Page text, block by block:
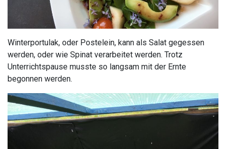
Winterportulak, oder Postelein, kann als Salat gegessen
werden, oder wie Spinat verarbeitet werden. Trotz
Unterrichtspause musste so langsam mit der Ernte
begonnen werden.